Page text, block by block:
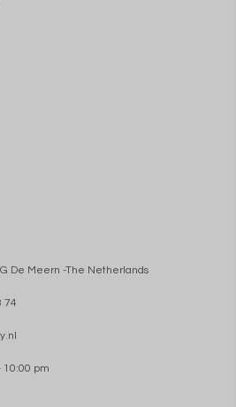
De Meern -The Netherlands
74
10:00 pm